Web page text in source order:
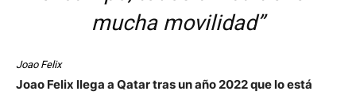
mucha movilidad”
Joao Felix
Joao Felix llega a Qatar tras un año 2022 que lo está